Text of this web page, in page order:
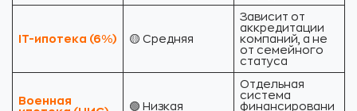
IT-ипотека (6%) 🟡 Средняя
Зависит от
аккредитации
компаний, а не
от семейного
статуса
Военная
🟢 Низкая
Отдельная
система
финансировани